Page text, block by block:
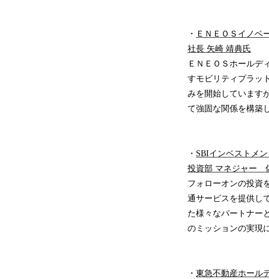
・ ＥＮＥＯＳイノベ
社長 矢崎 靖典氏
ＥＮＥＯＳホールデ
すモビリティプラッ
みを開始しています
て強固な関係を構築
・ SBIインベストメ
投資部 マネジャー
フォローオンの投資
通サービスを提供し
た様々なパートナー
のミッションの実現
・ 東急不動産ホール